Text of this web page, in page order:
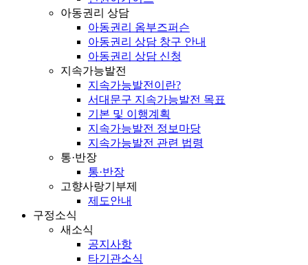
아동권리 상담
아동권리 옴부즈퍼슨
아동권리 상담 창구 안내
아동권리 상담 신청
지속가능발전
지속가능발전이란?
서대문구 지속가능발전 목표
기본 및 이행계획
지속가능발전 정보마당
지속가능발전 관련 법령
통·반장
통·반장
고향사랑기부제
제도안내
구정소식
새소식
공지사항
타기관소식